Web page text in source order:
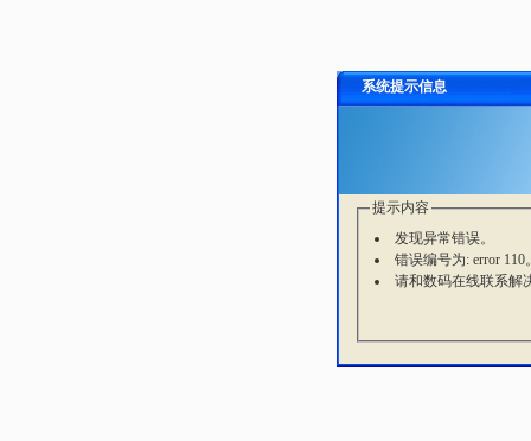
系统提示信息
提示内容
发现异常错误。
错误编号为: error 110
请和数码在线联系解